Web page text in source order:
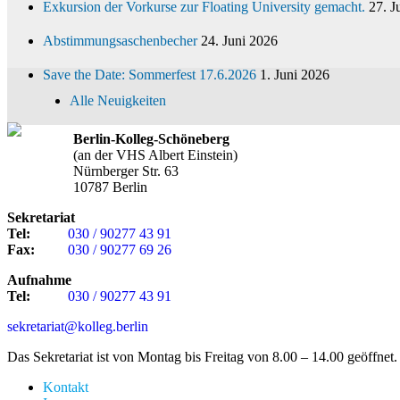
Exkursion der Vorkurse zur Floating University gemacht. 27.
Abstimmungsaschenbecher 24. Juni 2026
Save the Date: Sommerfest 17.6.2026 1. Juni 2026
Alle Neuigkeiten
Berlin-Kolleg-Schöneberg
(an der VHS Albert Einstein)
Nürnberger Str. 63
10787 Berlin
Sekretariat
Tel:
030 / 90277 43 91
Fax:
030 / 90277 69 26
Aufnahme
Tel:
030 / 90277 43 91
sekretariat@kolleg.berlin
Das Sekretariat ist von Montag bis Freitag von 8.00 – 14.00 geöffnet.
Kontakt